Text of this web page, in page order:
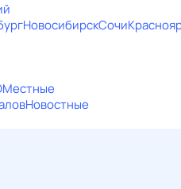
НовосибирскСочи
Местные
Новостные